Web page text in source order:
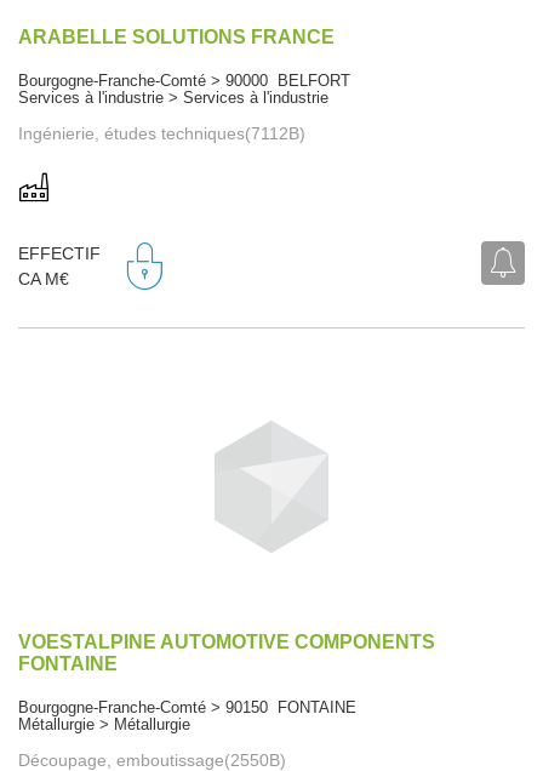
ARABELLE SOLUTIONS FRANCE
Bourgogne-Franche-Comté > 90000 BELFORT
Services à l'industrie > Services à l'industrie
Ingénierie, études techniques(7112B)
EFFECTIF
CA M€
VOESTALPINE AUTOMOTIVE COMPONENTS
FONTAINE
Bourgogne-Franche-Comté > 90150 FONTAINE
Métallurgie > Métallurgie
Découpage, emboutissage(2550B)